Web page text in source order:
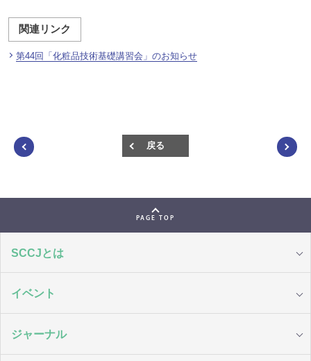
関連リンク
第44回「化粧品技術基礎講習会」のお知らせ
戻る
PAGE TOP
SCCJとは
イベント
ジャーナル